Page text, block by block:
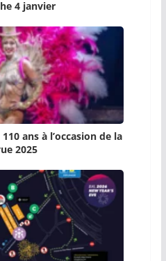
4 janvier
ans à l’occasion de la
2025